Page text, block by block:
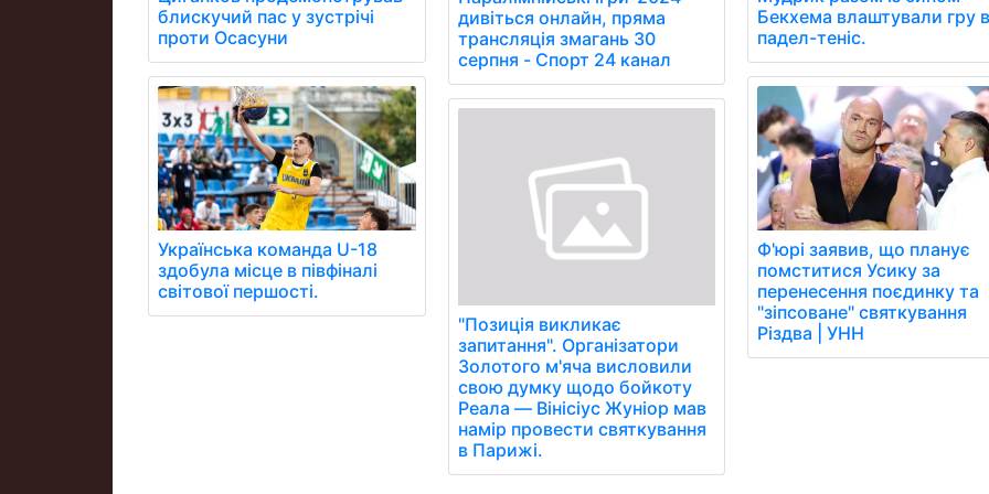
блискучий пас у зустрічі
проти Осасуни
Українська команда U-18
здобула місце в півфіналі
світової першості.
дивіться онлайн, пряма
трансляція змагань 30
серпня - Спорт 24 канал
"Позиція викликає
запитання". Організатори
Золотого м'яча висловили
свою думку щодо бойкоту
Реала — Вінісіус Жуніор мав
намір провести святкування
в Парижі.
Бекхема влаштували гру
падел-теніс.
Ф'юрі заявив, що планує
помститися Усику за
перенесення поєдинку та
"зіпсоване" святкування
Різдва | УНН